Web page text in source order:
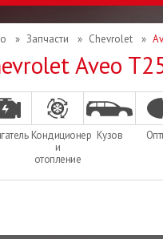
» Запчасти » Chevrolet »
Aveo
Кондиционер
и
отопление
Кузов